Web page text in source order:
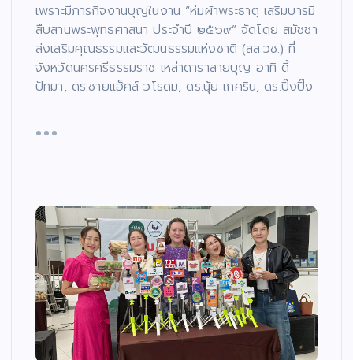
เพราะมีภารกิจงานบุญในงาน “ห่มผ้าพระธาตุ เสริมบารมี
สืบสานพระพุทธศาสนา ประจำปี ๒๕๖๙” จัดโดย สมัชชา
ส่งเสริมคุณธรรมและวัฒนธรรมแห่งชาติ (สส.วช.) ที่
จังหวัดนครศรีธรรมราช เหล่าดาราสายบุญ อาทิ ดี้
ปัทมา, ดร.ชายแฮ็คส์ วโรดม, ดร.นุ้ย เกศริน, ดร.ปิ๊งปิ๊ง
…